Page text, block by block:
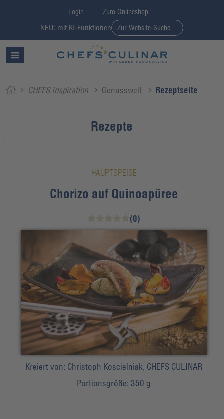
Login Zum Onlineshop
NEU: mit KI-Funktionen Zur Website-Suche
CHEFS Inspiration Genusswelt Rezeptseite
Rezepte
HAUPTSPEISE
Chorizo auf Quinoapüree
(0)
Kreiert von: Christoph Koscielniak, CHEFS CULINAR
Portionsgröße:350 g